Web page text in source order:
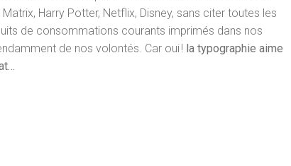
Matrix, Harry Potter, Netflix, Disney, sans citer toutes les
de consommations courants imprimés dans nos
de nos volontés. Car oui ! la typographie aime